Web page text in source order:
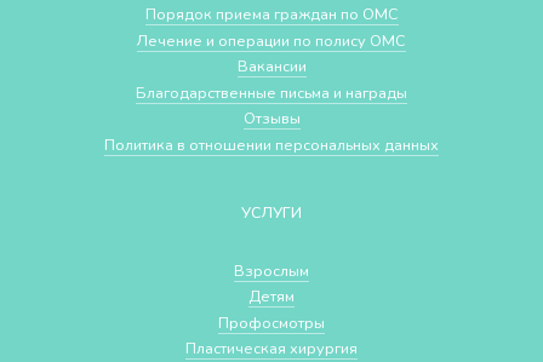
Порядок приема граждан по ОМС
Лечение и операции по полису ОМС
Вакансии
Благодарственные письма и награды
Отзывы
Политика в отношении персональных данных
УСЛУГИ
Взрослым
Детям
Профосмотры
Пластическая хирургия